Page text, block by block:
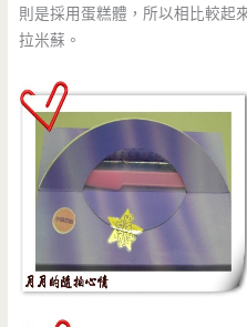
則是採用蛋糕體，所以相比較起
拉米蘇。